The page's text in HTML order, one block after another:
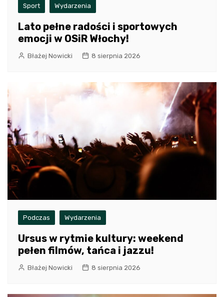
Sport Wydarzenia
Lato pełne radości i sportowych
emocji w OSiR Włochy!
Błażej Nowicki 8 sierpnia 2026
Podczas Wydarzenia
Ursus w rytmie kultury: weekend
pełen filmów, tańca i jazzu!
Błażej Nowicki 8 sierpnia 2026